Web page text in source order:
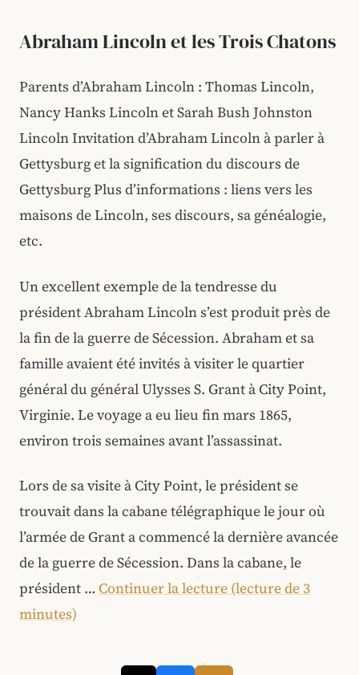
Abraham Lincoln et les Trois Chatons
Parents d’Abraham Lincoln : Thomas Lincoln,
Nancy Hanks Lincoln et Sarah Bush Johnston
Lincoln Invitation d’Abraham Lincoln à parler à
Gettysburg et la signification du discours de
Gettysburg Plus d’informations : liens vers les
maisons de Lincoln, ses discours, sa généalogie,
etc.
Un excellent exemple de la tendresse du
président Abraham Lincoln s’est produit près de
la fin de la guerre de Sécession. Abraham et sa
famille avaient été invités à visiter le quartier
général du général Ulysses S. Grant à City Point,
Virginie. Le voyage a eu lieu fin mars 1865,
environ trois semaines avant l’assassinat.
Lors de sa visite à City Point, le président se
trouvait dans la cabane télégraphique le jour où
l’armée de Grant a commencé la dernière avancée
de la guerre de Sécession. Dans la cabane, le
président … Continuer la lecture (lecture de 3
minutes)